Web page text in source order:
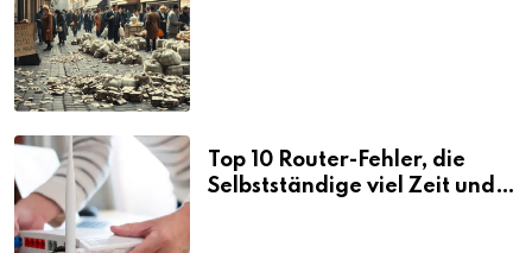
Top 10 Router-Fehler, die
Selbstständige viel Zeit und